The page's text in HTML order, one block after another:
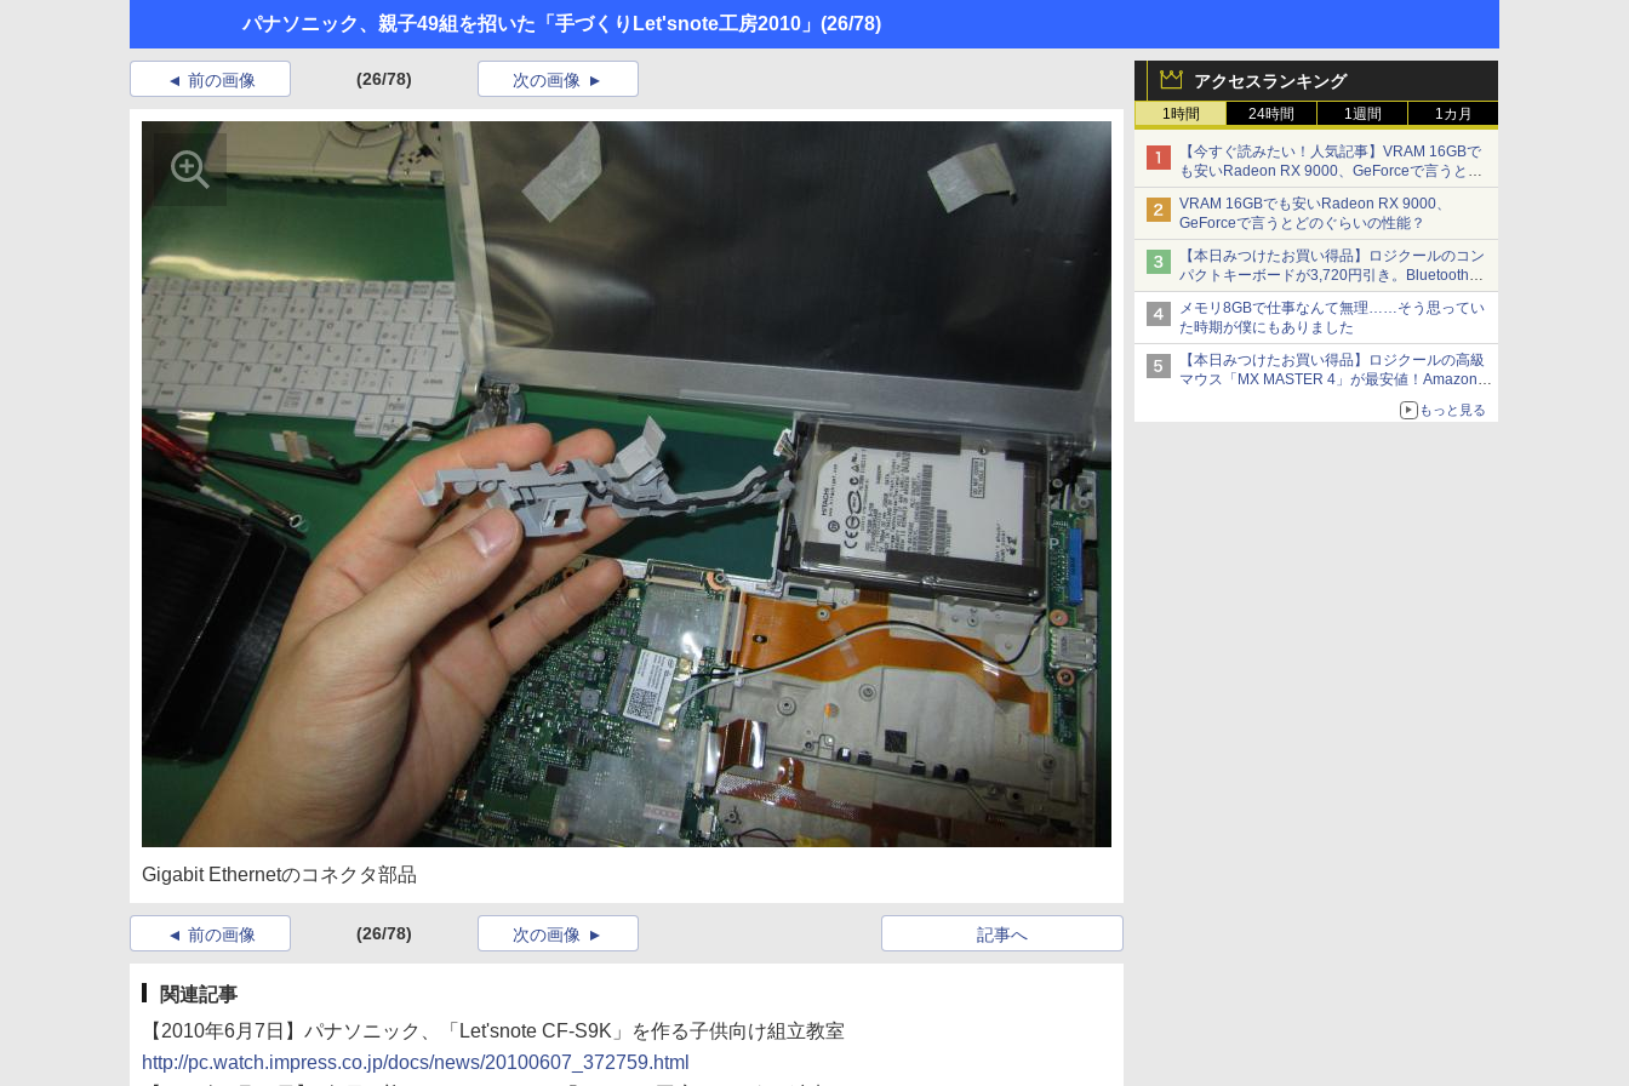
パナソニック、親子49組を招いた「手づくりLet'snote工房2010」 (26/78)
アクセスランキング
1時間 24時間 1週間 1カ月
【今すぐ読みたい！人気記事】VRAM 16GBで
も安いRadeon RX 9000、GeForceで言うとど
のぐらいの性能？ - PC Watch
VRAM 16GBでも安いRadeon RX 9000、
GeForceで言うとどのぐらいの性能？
【本日みつけたお買い得品】ロジクールのコン
パクトキーボードが3,720円引き。Bluetoothで3
台接続対応
メモリ8GBで仕事なんて無理……そう思ってい
た時期が僕にもありました
【本日みつけたお買い得品】ロジクールの高級
マウス「MX MASTER 4」が最安値！Amazonで
もっと見る
前の画像 (26/78) 次の画像
Gigabit Ethernetのコネクタ部品
前の画像 (26/78) 記事へ
次の画像
関連記事
【2010年6月7日】パナソニック、「Let'snote CF-S9K」を作る子供向け組立教室
http://pc.watch.impress.co.jp/docs/news/20100607_372759.html